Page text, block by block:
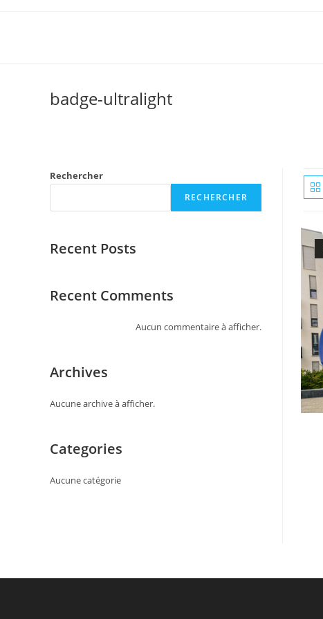
badge-ultralight
Rechercher
RECHERCHER
Recent Posts
Recent Comments
Aucun commentaire à afficher.
Archives
Aucune archive à afficher.
Categories
Aucune catégorie